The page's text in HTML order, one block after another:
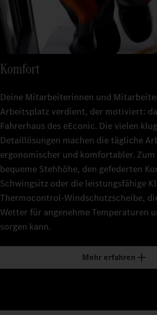
Komfort
Deine Mitarbeiterinnen und
Arbeitsplatz verdient, der motiviert:
Fahrerhaus des eEconic. Die vielen
Detaillösungen machen die tägliche
ergonomischer und komfortabler.
bequeme Stehhöhe, den gefederten
Schwingsitz oder die leistungsfähige
Thermocontrol-Windschutzscheibe,
Wetter für angenehme Temperaturen
sorgen kann.
Mehr erfahren